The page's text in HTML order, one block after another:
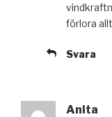
förlora
Svara
Anita